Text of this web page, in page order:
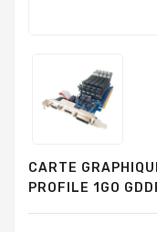
Mémoires
RAM
Durs
Composants
CARTE
PROFILE 1GO